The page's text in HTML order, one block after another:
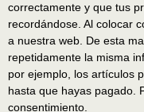
correctamente y que tus
recordándose. Al colocar
a nuestra web. De esta
repetidamente la misma
por ejemplo, los artículos
hasta que hayas pagado.
consentimiento.